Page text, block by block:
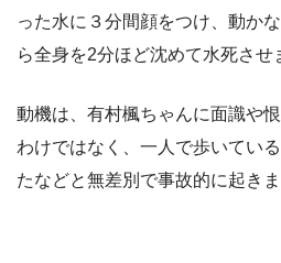
った水に３分間顔をつけ、動か
ら全身を2分ほど沈めて水死させ
動機は、有村楓ちゃんに面識や
わけではなく、一人で歩いてい
たなどと無差別で事故的に起きま